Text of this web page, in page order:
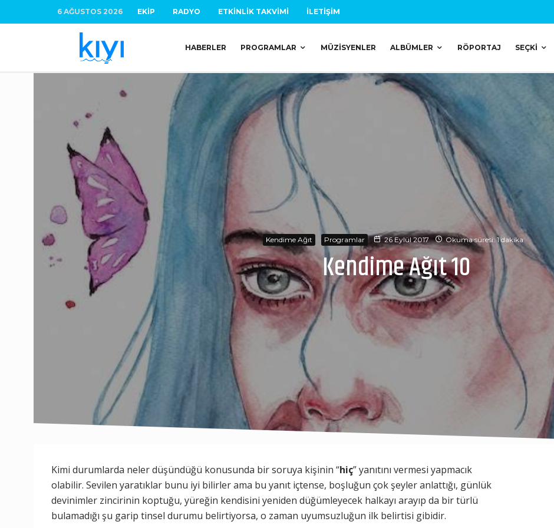
6 AĞUSTOS 2026 EKIP RADYO ETKINLIK TAKVIMI İLETIŞIM
HABERLER PROGRAMLAR MÜZISYENLER ALBÜMLER RÖPORTAJ SEÇKI
Kendime Ağıt Programlar 26 Eylül 2017 Okuma süresi: 1 dakika
Kendime Ağıt 10
Kimi durumlarda neler düşündüğü konusunda bir soruya kişinin “hiç” yanıtını vermesi yapmacık
olabilir. Sevilen yaratıklar bunu iyi bilirler ama bu yanıt içtense, boşluğun çok şeyler anlattığı, günlük
devinimler zincirinin koptuğu, yüreğin kendisini yeniden düğümleyecek halkayı arayıp da bir türlü
bulamadığı şu garip tinsel durumu belirtiyorsa, o zaman uyumsuzluğun ilk belirtisi gibidir.